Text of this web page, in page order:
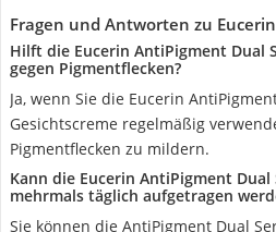
Fragen und Antworten zu
Hilft die Eucerin AntiPigment Dual
gegen Pigmentflecken?
Ja, wenn Sie die Eucerin
Gesichtscreme regelmäßig
Pigmentflecken zu mildern.
Kann die Eucerin AntiPigment Dual
mehrmals täglich aufgetragen
Sie können die AntiPigment Dual